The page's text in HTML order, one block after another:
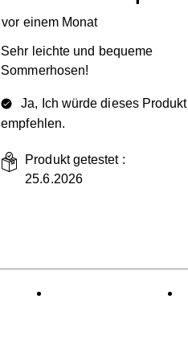
vor einem Monat
Sehr leichte und bequeme
Sommerhosen!
Ja, Ich würde dieses Produkt
empfehlen.
Produkt getestet :
25.6.2026